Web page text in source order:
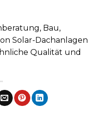
Bau,
Solar-Dachanlagen
Qualität und